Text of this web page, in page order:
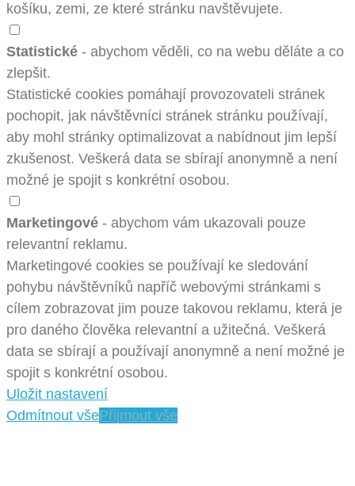
košíku, zemi, ze které stránku navštěvujete.
Statistické - abychom věděli, co na webu děláte a co
zlepšit.
Statistické cookies pomáhají provozovateli stránek
pochopit, jak návštěvníci stránek stránku používají,
aby mohl stránky optimalizovat a nabídnout jim lepší
zkušenost. Veškerá data se sbírají anonymně a není
možné je spojit s konkrétní osobou.
Marketingové - abychom vám ukazovali pouze
relevantní reklamu.
Marketingové cookies se používají ke sledování
pohybu návštěvníků napříč webovými stránkami s
cílem zobrazovat jim pouze takovou reklamu, která je
pro daného člověka relevantní a užitečná. Veškerá
data se sbírají a používají anonymně a není možné je
spojit s konkrétní osobou.
Uložit nastavení
Odmítnout všePřijmout vše